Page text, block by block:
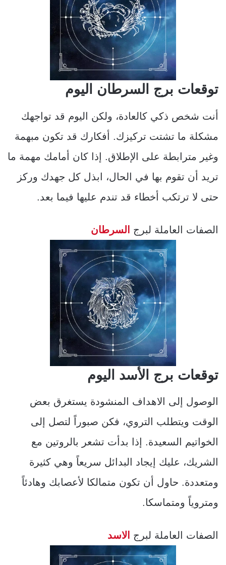
توقعات برج السرطان اليوم
أنت شخص ذكي كالعادة، ولكن اليوم قد تواجهك
مشكلة ما تشتت تركيزك. أفكارك قد تكون مبهمة
وغير مترابطة على الإطلاق. إذا كان أمامك مهمة ما
تريد أن تقوم بها في الحال، ابذل كل جهدك وركز
حتى لا ترتكب أخطاء قد تندم عليها فيما بعد.
الصفات العاملة لبرج السرطان
توقعات برج الأسد اليوم
الوصول إلى الاهداف المنشودة يستغرق بعض
الوقت ويتطلب التروي، فكن صبوراً لتصل إلى
الخواتيم السعيدة. إذا بدأت تشعر بالروتين مع
الشريك، عليك إيجاد البدائل سريعاً وهي كثيرة
ومتعددة. حاول أن تكون متمالكا لأعصابك وهادئاً
ومتروياً ومتماسكا.
الصفات العاملة لبرج الاسد